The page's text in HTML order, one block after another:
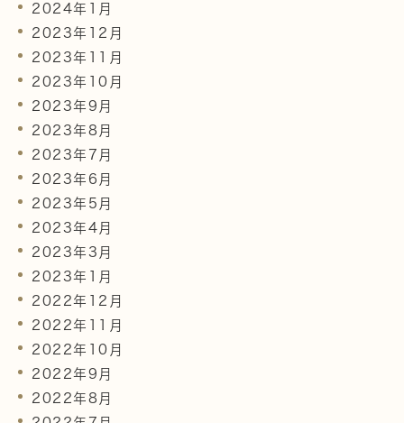
2024年1月
2023年12月
2023年11月
2023年10月
2023年9月
2023年8月
2023年7月
2023年6月
2023年5月
2023年4月
2023年3月
2023年1月
2022年12月
2022年11月
2022年10月
2022年9月
2022年8月